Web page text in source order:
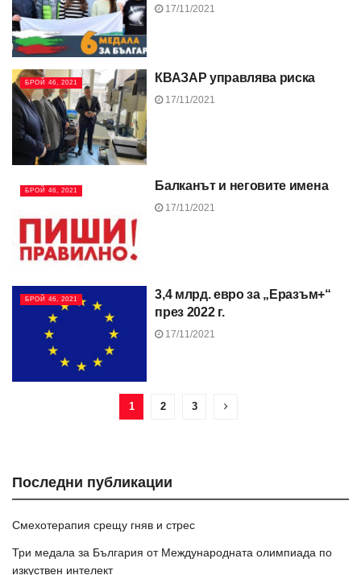
17/11/2021
БРОЙ 46, 2021 КВАЗАР управлява риска
17/11/2021
БРОЙ 46, 2021 Балканът и неговите имена
17/11/2021
БРОЙ 46, 2021
3,4 млрд. евро за „Еразъм+“
през 2022 г.
17/11/2021
1 2 3
Последни публикации
Смехотерапия срещу гняв и стрес
Три медала за България от Международната олимпиада по
изкуствен интелект